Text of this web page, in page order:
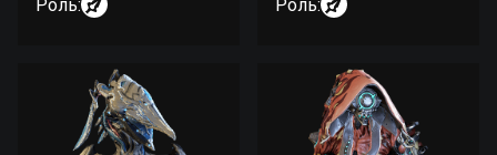
Роль: Роль: